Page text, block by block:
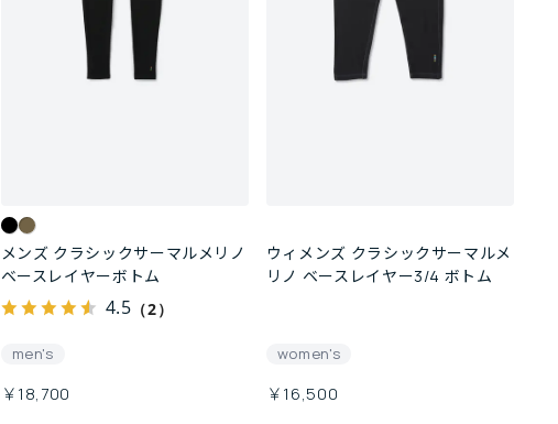
メンズ クラシックサーマルメリノ
ベースレイヤーボトム
4.5 （2）
men's
￥18,700
ウィメンズ クラシックサーマルメ
リノ ベースレイヤー3/4 ボトム
women's
￥16,500